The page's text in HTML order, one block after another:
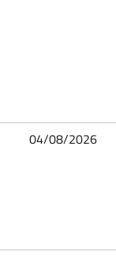
04/08/2026